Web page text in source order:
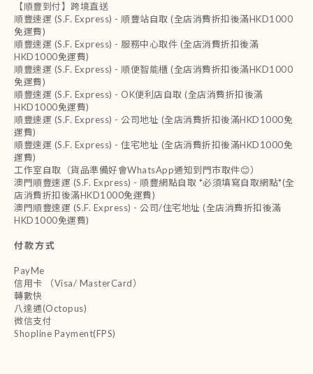
【順豐到付】跨境直送
順豐速運 (S.F. Express) - 順豐站自取 (全店消費折扣後滿HKD1000
免運費)
順豐速運 (S.F. Express) - 服務中心取件 (全店消費折扣後滿
HKD1000免運費)
順豐速運 (S.F. Express) - 順便智能櫃 (全店消費折扣後滿HKD1000
免運費)
順豐速運 (S.F. Express) - OK便利店自取 (全店消費折扣後滿
HKD1000免運費)
順豐速運 (S.F. Express) - 公司地址 (全店消費折扣後滿HKD1000免
運費)
順豐速運 (S.F. Express) - 住宅地址 (全店消費折扣後滿HKD1000免
運費)
工作室自取（貨品準備好會WhatsApp通知到門市取件😊）
澳門順豐速運 (S.F. Express) - 順豐網點自取 *必須填寫自取網點*(全
店消費折扣後滿HKD1000免運費)
澳門順豐速運 (S.F. Express) - 公司/住宅地址 (全店消費折扣後滿
HKD1000免運費)
付款方式
PayMe
信用卡 （Visa/ MasterCard）
轉數快
八達通(Octopus)
微信支付
Shopline Payment(FPS)